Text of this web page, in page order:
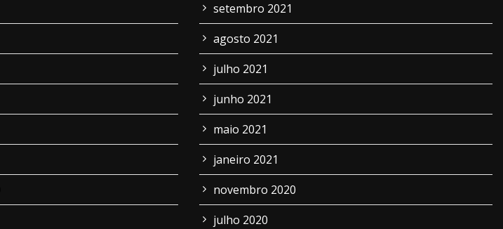
setembro 2021
agosto 2021
julho 2021
junho 2021
maio 2021
janeiro 2021
novembro 2020
julho 2020